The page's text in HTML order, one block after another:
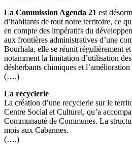
La Commission Agenda 21 est
d’habitants de tout notre territoire, ce
en compte des impératifs du
aux frontières administratives d’une
Bourhala, elle se réunit régulièrement
notamment la limitation d’utilisation
désherbants chimiques et
(….)
La recyclerie
La création d’une recyclerie sur le
Centre Social et Culturel, qu’a
Communauté de Communes. La
mois aux Cabannes.
(….)